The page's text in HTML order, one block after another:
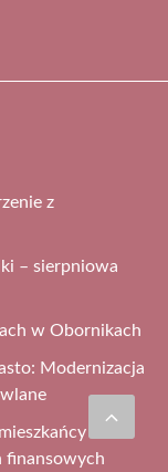
z
– sierpniowa
w Obornikach
Modernizacja
finansowych